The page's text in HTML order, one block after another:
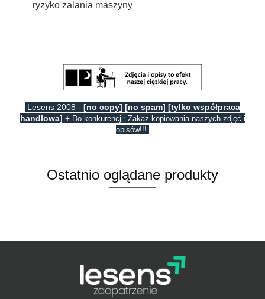
ryzyko zalania maszyny
Lesens 2008 - [no copy] [no spam] [tylko współpraca
handlowa] + Do konkurencji: Zakaz kopiowania naszych zdjęć i
opisów!!!
Ostatnio oglądane produkty